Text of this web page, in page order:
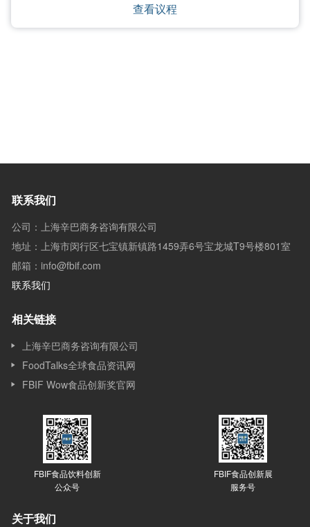
查看议程
联系我们
公司：上海辛巴商务咨询有限公司
地址：上海市闵行区七宝镇新镇路1459弄6号宝龙城T9号楼801室
邮箱：info@fbif.com
联系我们
相关链接
上海辛巴商务咨询有限公司
FoodTalks全球食品资讯网
FBIF Wow食品创新奖官网
FBIF食品饮料创新
公众号
FBIF食品创新展
服务号
关于我们